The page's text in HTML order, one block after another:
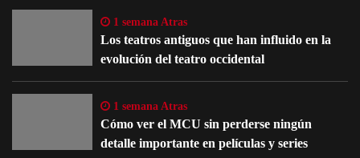
1 semana Atras
Los teatros antiguos que han influido en la
evolución del teatro occidental
1 semana Atras
Cómo ver el MCU sin perderse ningún
detalle importante en películas y series